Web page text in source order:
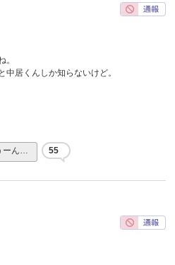
。
中居くんしか知らないけど。
ーん… 55